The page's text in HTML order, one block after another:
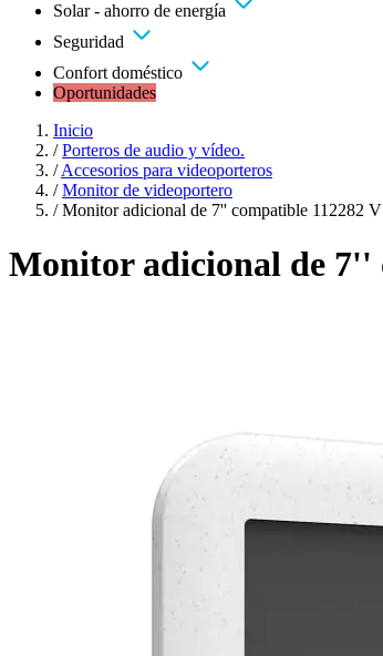
Solar - ahorro de energía
Seguridad
Confort doméstico
Oportunidades
Inicio
/ Porteros de audio y vídeo.
/ Accesorios para videoporteros
/ Monitor de videoportero
/ Monitor adicional de 7'' compatible 112282
Monitor adicional de 7''